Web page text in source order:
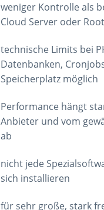
weniger Kontrolle als
Cloud Server oder
technische Limits bei
Datenbanken,
Speicherplatz möglich
Performance hängt
Anbieter und vom
ab
nicht jede
sich installieren
für sehr große, stark